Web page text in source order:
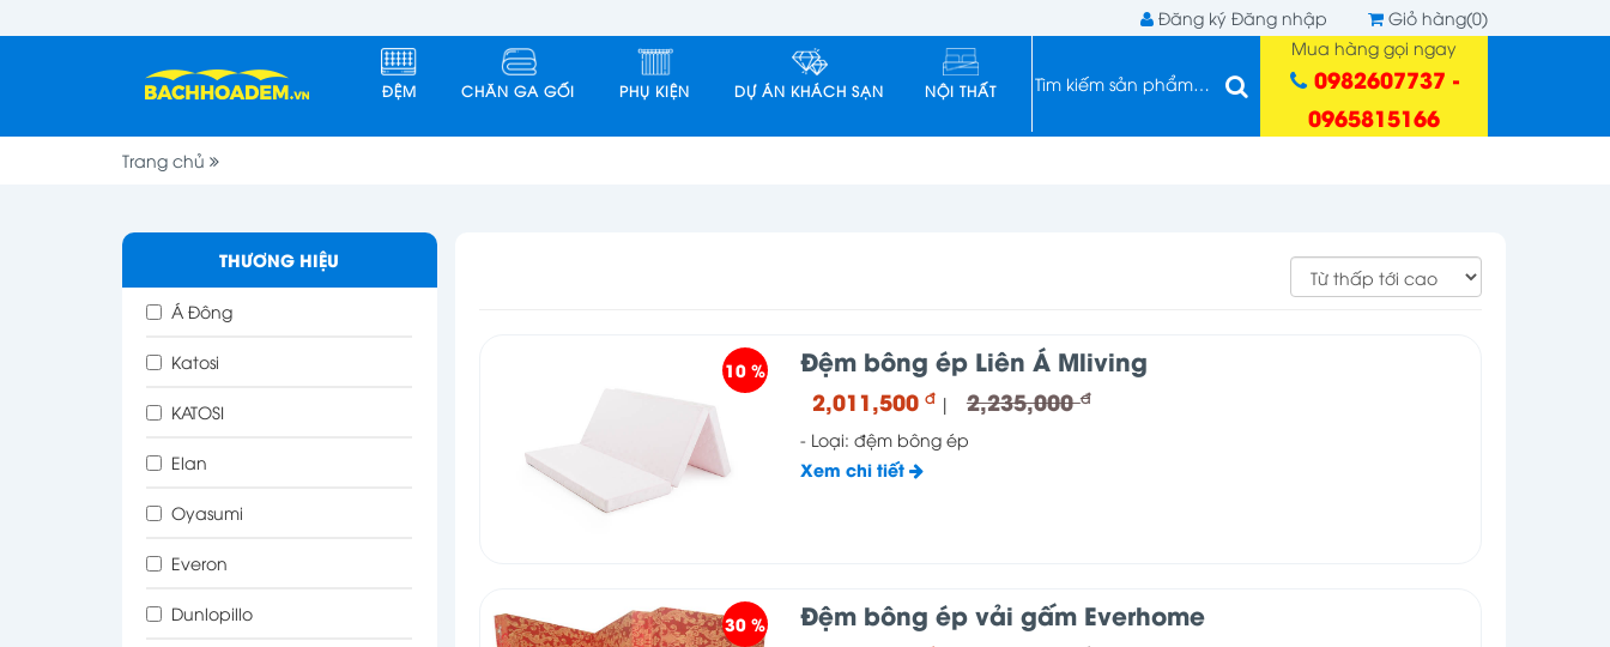
Đăng ký Đăng nhập Giỏ hàng(0)
ĐỆM CHĂN GA GỐI PHỤ KIỆN DỰ ÁN KHÁCH SẠN NỘI THẤT
Mua hàng gọi ngay
0982607737 -
0965815166
Trang chủ
THƯƠNG HIỆU
Á Đông
Katosi
KATOSI
Elan
Oyasumi
Everon
Dunlopillo
10 % Đệm bông ép Liên Á Mliving
2,011,500 đ | 2,235,000đ
- Loại: đệm bông ép
Xem chi tiết
30 % Đệm bông ép vải gấm Everhome